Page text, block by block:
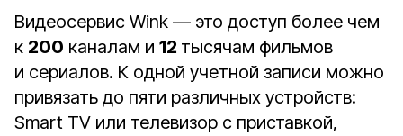
Видеосервис Wink — это доступ более чем
к 200 каналам и 12 тысячам фильмов
и сериалов. К одной учетной записи можно
привязать до пяти различных устройств:
Smart TV или телевизор с приставкой,